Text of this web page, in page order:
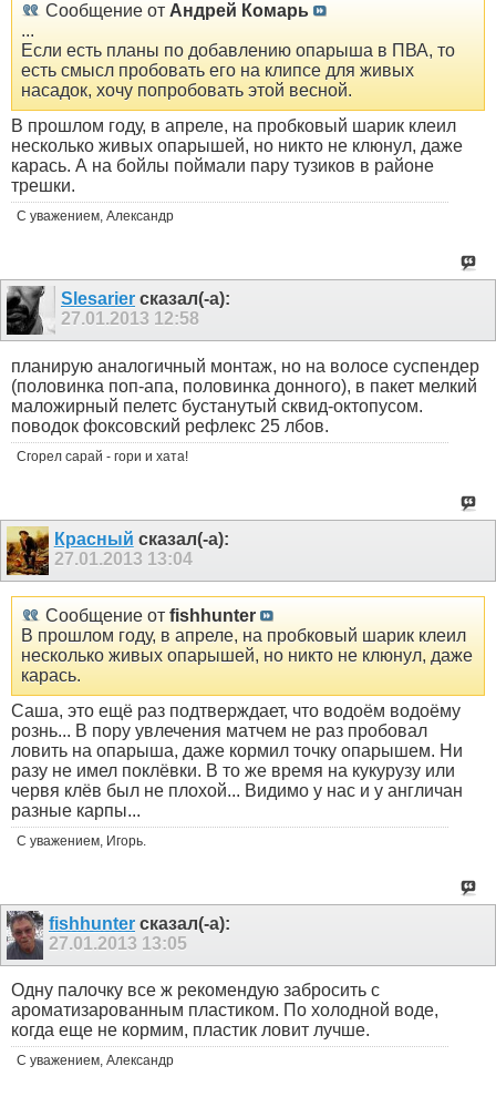
Сообщение от Андрей Комарь
...
Если есть планы по добавлению опарыша в ПВА, то
есть смысл пробовать его на клипсе для живых
насадок, хочу попробовать этой весной.
В прошлом году, в апреле, на пробковый шарик клеил
несколько живых опарышей, но никто не клюнул, даже
карась. А на бойлы поймали пару тузиков в районе
трешки.
С уважением, Александр
Slesarier сказал(-а):
27.01.2013 12:58
планирую аналогичный монтаж, но на волосе суспендер
(половинка поп-апа, половинка донного), в пакет мелкий
маложирный пелетс бустанутый сквид-октопусом.
поводок фоксовский рефлекс 25 лбов.
Сгорел сарай - гори и хата!
Красный сказал(-а):
27.01.2013 13:04
Сообщение от fishhunter
В прошлом году, в апреле, на пробковый шарик клеил
несколько живых опарышей, но никто не клюнул, даже
карась.
Саша, это ещё раз подтверждает, что водоём водоёму
рознь... В пору увлечения матчем не раз пробовал
ловить на опарыша, даже кормил точку опарышем. Ни
разу не имел поклёвки. В то же время на кукурузу или
червя клёв был не плохой... Видимо у нас и у англичан
разные карпы...
С уважением, Игорь.
fishhunter сказал(-а):
27.01.2013 13:05
Одну палочку все ж рекомендую забросить с
ароматизарованным пластиком. По холодной воде,
когда еще не кормим, пластик ловит лучше.
С уважением, Александр